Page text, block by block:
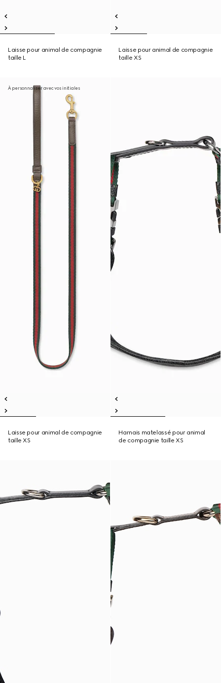
Laisse pour animal de compagnie
taille L
Laisse pour animal de compagnie
taille XS
À personnaliser avec vos initiales
Laisse pour animal de compagnie
taille XS
Harnais matelassé pour animal
de compagnie taille XS